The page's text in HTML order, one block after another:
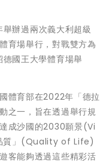
辦過兩次義大利超級
育場舉行，對戰雙方為
國王大學體育場舉
體育部在2022年「德拉
之一，旨在透過舉行規
成沙國的2030願景(Vi
質」(Quality of Life)
客能夠透過這些精彩活